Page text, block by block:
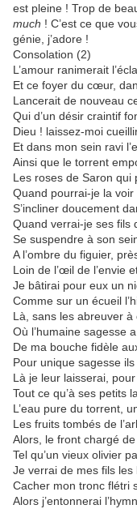
est pleine ! Trop de
much ! C’est ce que
génie, j’adore !
Consolation (2)
L’amour ranimerait
Et ce foyer du cœur,
Lancerait de nouveau
Qui d’un désir craintif
Dieu ! laissez-moi
Et dans mon sein ravi
Ainsi que le torrent
Les roses de Saron qui
Quand pourrai-je la voir
S’incliner doucement
Quand verrai-je ses fils
Se suspendre à son
A l’ombre du figuier,
Loin de l’œil de l’envie
Je bâtirai pour eux un
Comme sur un écueil
Là, sans les abreuver
Où l’humaine sagesse
De ma bouche fidèle
Pour unique sagesse
Là je leur laisserai,
Tout ce qu’à ses petits
L’eau pure du torrent,
Les fruits tombés de
Alors, le front chargé
Tel qu’un vieux olivier
Je verrai de mes fils
Cacher mon tronc flétri
Alors j’entonnerai